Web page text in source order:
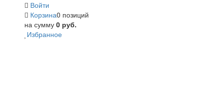
Войти
Корзина0 позиций
на сумму 0 руб.
Избранное